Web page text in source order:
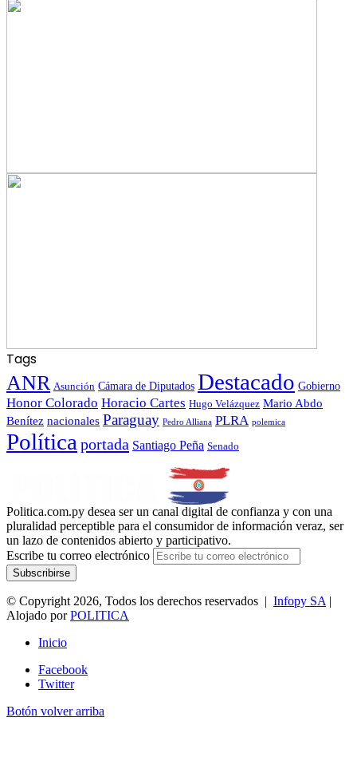
Tags
ANR Asunción Cámara de Diputados Destacado Gobierno
Honor Colorado Horacio Cartes Hugo Velázquez Mario Abdo
Benítez nacionales Paraguay Pedro Alliana PLRA polemica
Política portada Santiago Peña Senado
Politica.com.py desea ser un canal digital de confianza y con una
pluralidad perceptible para el consumidor de información veraz, ser
un lazo de contenidos abierto y participativo.
Escribe tu correo electrónico
© Copyright 2026, Todos los derechos reservados | Infopy SA |
Alojado porPOLITICA
Inicio
Facebook
Twitter
Botón volver arriba